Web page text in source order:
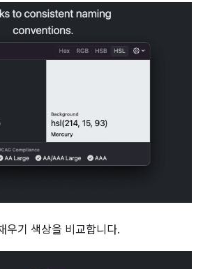
우기 색상을 비교합니다.